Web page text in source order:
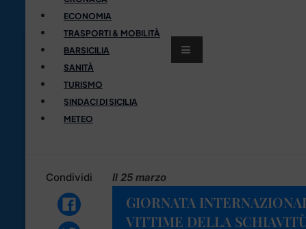
ECONOMIA
TRASPORTI & MOBILITÀ
BARSICILIA
SANITÀ
TURISMO
SINDACI DI SICILIA
METEO
Condividi Il 25 marzo
GIORNATA
VITTIME DELLA